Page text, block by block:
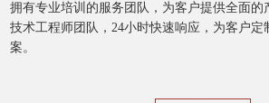
拥有专业培训的服务团队，为客户提供全面的
技术工程师团队，24小时快速响应，为客户定
案。